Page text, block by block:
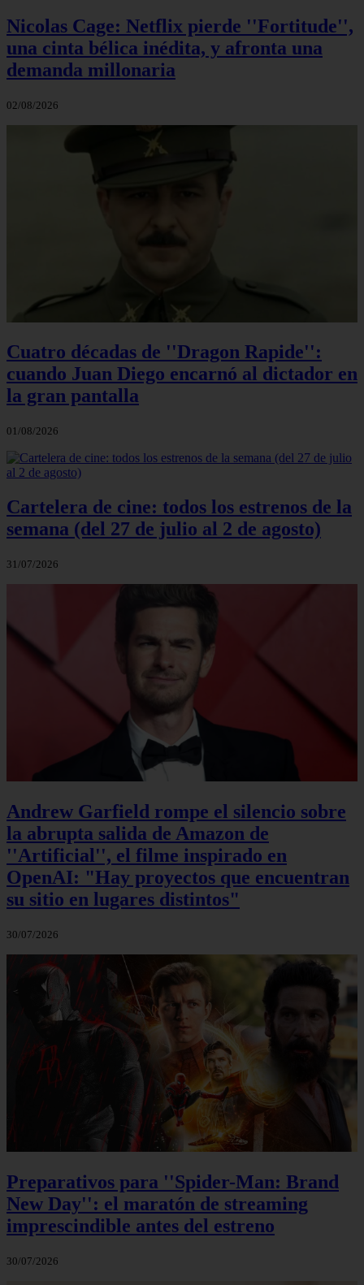
Nicolas Cage: Netflix pierde ''Fortitude'',
una cinta bélica inédita, y afronta una
demanda millonaria
02/08/2026
Cuatro décadas de ''Dragon Rapide'':
cuando Juan Diego encarnó al dictador en
la gran pantalla
01/08/2026
Cartelera de cine: todos los estrenos de la
semana (del 27 de julio al 2 de agosto)
31/07/2026
Andrew Garfield rompe el silencio sobre
la abrupta salida de Amazon de
''Artificial'', el filme inspirado en
OpenAI: "Hay proyectos que encuentran
su sitio en lugares distintos"
30/07/2026
Preparativos para ''Spider-Man: Brand
New Day'': el maratón de streaming
imprescindible antes del estreno
30/07/2026